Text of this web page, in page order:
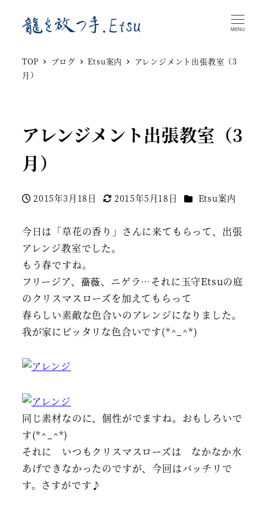
MENU
TOP ブログ Etsu案内
アレンジメント出張教室（3
月）
アレンジメント出張教室（3
月）
投稿日
2015年3月18日
更新日
2015年5月18日 カテゴリー
Etsu案内
今日は「草花の香り」さんに来てもらって、出張
アレンジ教室でした。
もう春ですね。
フリージア、薔薇、ニゲラ…それに玉守Etsuの庭
のクリスマスローズを加えてもらって
春らしい素敵な色合いのアレンジになりました。
我が家にピッタリな色合いです(*^_^*)
同じ素材なのに、個性がでますね。おもしろいで
す(*^_^*)
それに いつもクリスマスローズは なかなか水
あげできなかったのですが、今回はバッチリで
す。さすがです♪